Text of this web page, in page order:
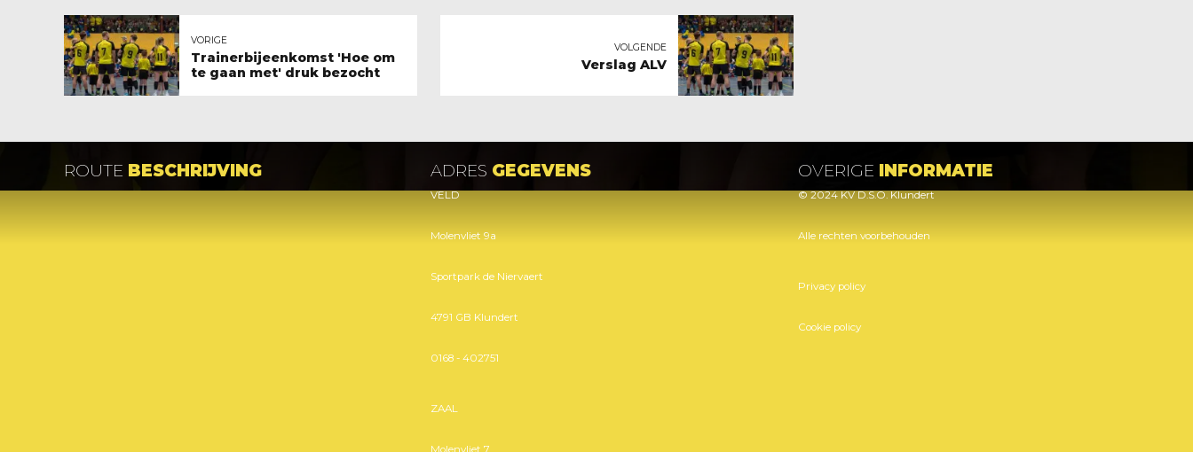
VORIGE
Trainerbijeenkomst 'Hoe om
te gaan met' druk bezocht
VOLGENDE
Verslag ALV
ROUTE BESCHRIJVING ADRES GEGEVENS
VELD
Molenvliet 9a
Sportpark de Niervaert
4791 GB Klundert
0168 - 402751
ZAAL
OVERIGE INFORMATIE
© 2024 KV D.S.O. Klundert
Alle rechten voorbehouden
Privacy policy
Cookie policy